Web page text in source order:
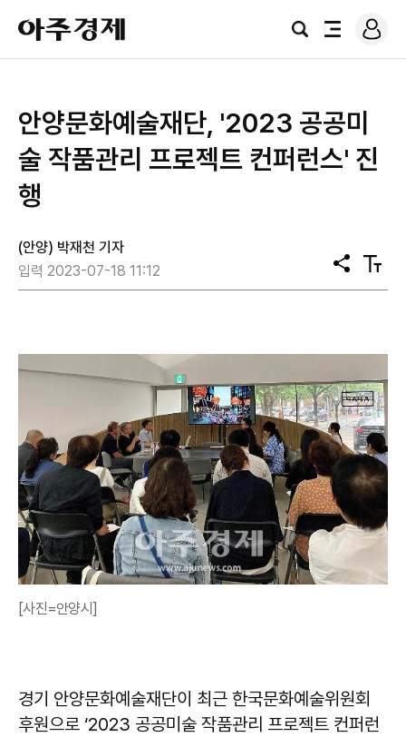
아
주
경
검
전
로
그
안양문화예술재단, '2023 공공미
술 작품관리 프로젝트 컨퍼런스' 진
행
(안양) 박재천 기자
입력 2023-07-18 11:12
공
유
텍
스
[사진=안양시]
경기 안양문화예술재단이 최근 한국문화예술위원회
후원으로 ‘2023 공공미술 작품관리 프로젝트 컨퍼런